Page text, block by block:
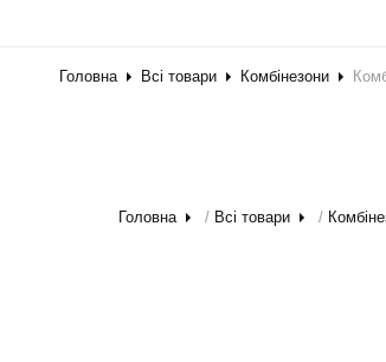
Головна Всі товари Комбінезони
Головна / Всі товари /